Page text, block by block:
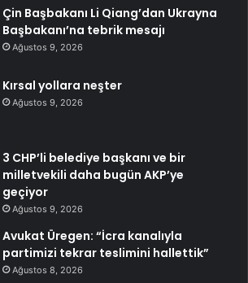
Çin Başbakanı Li Qiang’dan Ukrayna
Başbakanı’na tebrik mesajı
Ağustos 9, 2026
Kırsal yollara neşter
Ağustos 9, 2026
3 CHP’li belediye başkanı ve bir
milletvekili daha bugün AKP’ye
geçiyor
Ağustos 9, 2026
Avukat Üregen: “İcra kanalıyla
partimizi tekrar teslimini hallettik”
Ağustos 8, 2026